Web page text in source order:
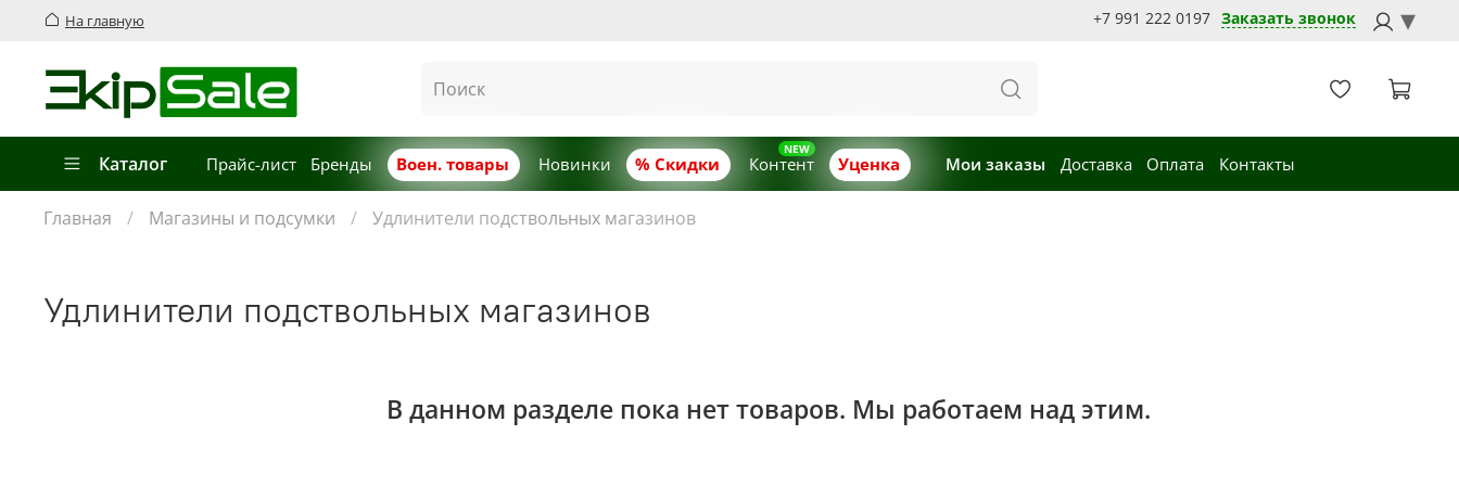
+7 991 222 0197 Заказать звонок
На главную
Каталог Прайс-лист Бренды Воен. товары Новинки % Скидки Контент Уценка Мои заказы Доставка Оплата Контакты
Главная Магазины и подсумки Удлинители подствольных магазинов
Удлинители подствольных магазинов
В данном разделе пока нет товаров. Мы работаем над этим.